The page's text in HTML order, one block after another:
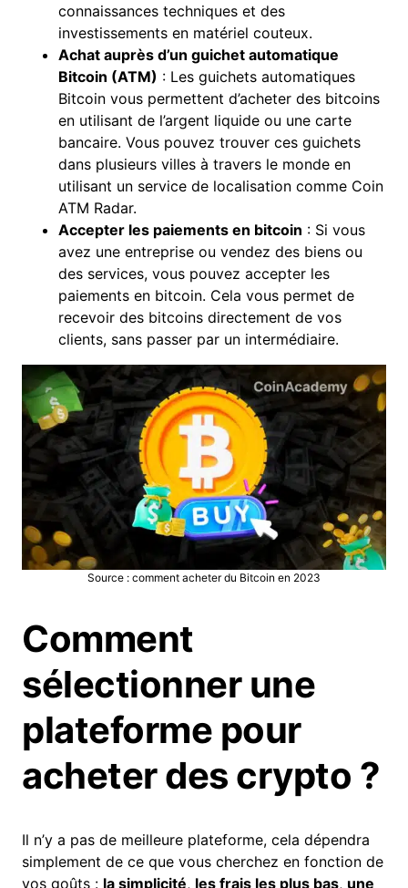
connaissances techniques et des
investissements en matériel couteux.
Achat auprès d’un guichet automatique
Bitcoin (ATM) : Les guichets automatiques
Bitcoin vous permettent d’acheter des bitcoins
en utilisant de l’argent liquide ou une carte
bancaire. Vous pouvez trouver ces guichets
dans plusieurs villes à travers le monde en
utilisant un service de localisation comme Coin
ATM Radar.
Accepter les paiements en bitcoin : Si vous
avez une entreprise ou vendez des biens ou
des services, vous pouvez accepter les
paiements en bitcoin. Cela vous permet de
recevoir des bitcoins directement de vos
clients, sans passer par un intermédiaire.
Source : comment acheter du Bitcoin en 2023
Comment
sélectionner une
plateforme pour
acheter des crypto ?
Il n’y a pas de meilleure plateforme, cela dépendra
simplement de ce que vous cherchez en fonction de
vos goûts : la simplicité, les frais les plus bas, une